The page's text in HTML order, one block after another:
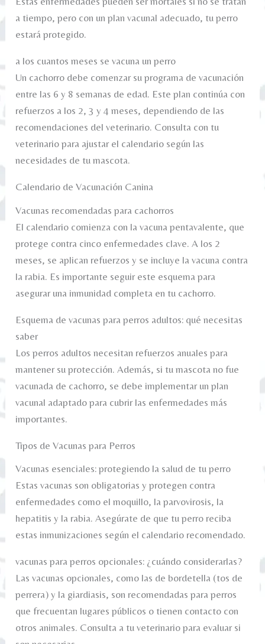
a tiempo, pero con un plan vacunal adecuado, tu perro
estará protegido.
a los cuantos meses se vacuna un perro
Un cachorro debe comenzar su programa de vacunación
entre las 6 y 8 semanas de edad. Este plan continúa con
refuerzos a los 2, 3 y 4 meses, dependiendo de las
recomendaciones del veterinario. Consulta con tu
veterinario para ajustar el calendario según las
necesidades de tu mascota.
Calendario de Vacunación Canina
Vacunas recomendadas para cachorros
El calendario comienza con la vacuna pentavalente, que
protege contra cinco enfermedades clave. A los 2
meses, se aplican refuerzos y se incluye la vacuna contra
la rabia. Es importante seguir este esquema para
asegurar una inmunidad completa en tu cachorro.
Esquema de vacunas para perros adultos: qué necesitas
saber
Los perros adultos necesitan refuerzos anuales para
mantener su protección. Además, si tu mascota no fue
vacunada de cachorro, se debe implementar un plan
vacunal adaptado para cubrir las enfermedades más
importantes.
Tipos de Vacunas para Perros
Vacunas esenciales: protegiendo la salud de tu perro
Estas vacunas son obligatorias y protegen contra
enfermedades como el moquillo, la parvovirosis, la
hepatitis y la rabia. Asegúrate de que tu perro reciba
estas inmunizaciones según el calendario recomendado.
vacunas para perros opcionales: ¿cuándo considerarlas?
Las vacunas opcionales, como las de bordetella (tos de
perrera) y la giardiasis, son recomendadas para perros
que frecuentan lugares públicos o tienen contacto con
otros animales. Consulta a tu veterinario para evaluar si